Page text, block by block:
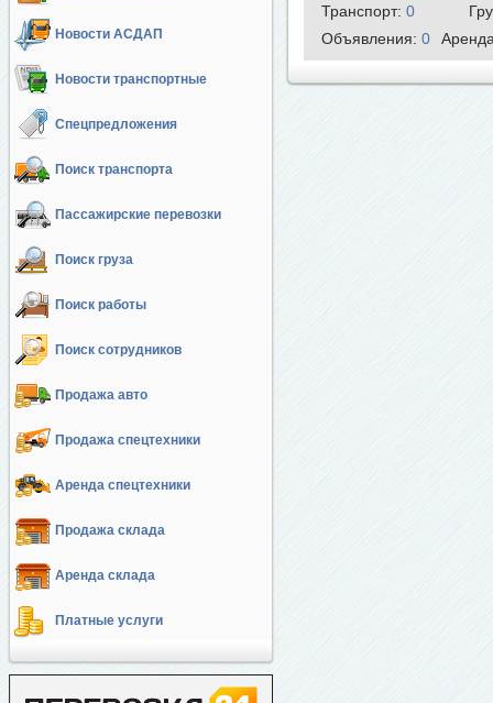
Новости АСДАП
Новости транспортные
Спецпредложения
Поиск транспорта
Пассажирские перевозки
Поиск груза
Поиск работы
Поиск сотрудников
Продажа авто
Продажа спецтехники
Аренда спецтехники
Продажа склада
Аренда склада
Платные услуги
Транспорт: 0
Объявления: 0